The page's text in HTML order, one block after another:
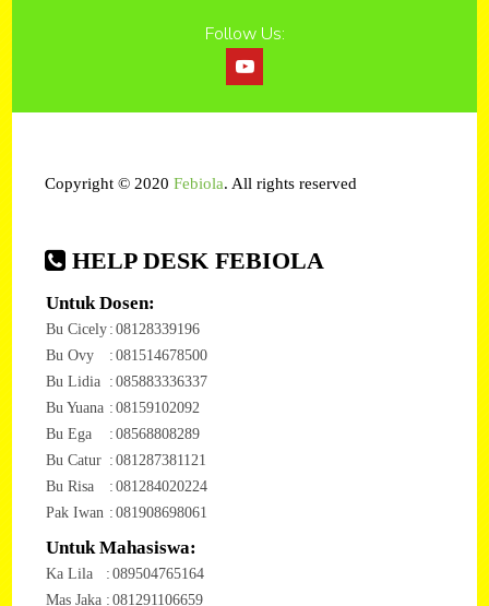
Follow Us:
Copyright © 2020Febiola. All rights reserved
HELP DESK FEBIOLA
Untuk Dosen:
Bu Cicely : 08128339196
Bu Ovy
: 081514678500
Bu Lidia : 085883336337
Bu Yuana : 08159102092
Bu Ega
: 08568808289
Bu Catur : 081287381121
Bu Risa
: 081284020224
Pak Iwan : 081908698061
Untuk Mahasiswa:
Ka Lila : 089504765164
Mas Jaka : 081291106659